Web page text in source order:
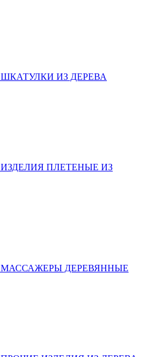
ШКАТУЛКИ ИЗ ДЕРЕВА
ИЗДЕЛИЯ ПЛЕТЕНЫЕ ИЗ
МАССАЖЕРЫ ДЕРЕВЯННЫЕ